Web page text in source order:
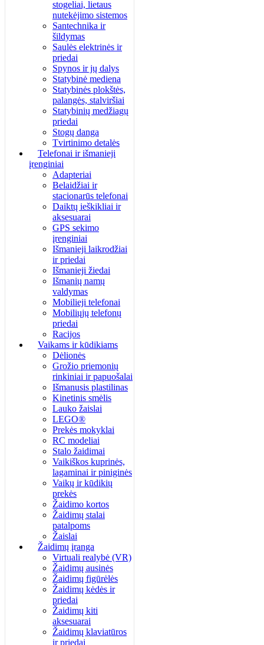
stogeliai, lietaus
nutekėjimo sistemos
Santechnika ir
šildymas
Saulės elektrinės ir
priedai
Spynos ir jų dalys
Statybinė mediena
Statybinės plokštės,
palangės, stalviršiai
Statybinių medžiagų
priedai
Stogų danga
Tvirtinimo detalės
Telefonai ir išmanieji
įrenginiai
Adapteriai
Belaidžiai ir
stacionarūs telefonai
Daiktų ieškikliai ir
aksesuarai
GPS sekimo
įrenginiai
Išmanieji laikrodžiai
ir priedai
Išmanieji žiedai
Išmanių namų
valdymas
Mobilieji telefonai
Mobiliųjų telefonų
priedai
Racijos
Vaikams ir kūdikiams
Dėlionės
Grožio priemonių
rinkiniai ir papuošalai
Išmanusis plastilinas
Kinetinis smėlis
Lauko žaislai
LEGO®
Prekės mokyklai
RC modeliai
Stalo žaidimai
Vaikiškos kuprinės,
lagaminai ir piniginės
Vaikų ir kūdikių
prekės
Žaidimo kortos
Žaidimų stalai
patalpoms
Žaislai
Žaidimų įranga
Virtuali realybė (VR)
Žaidimų ausinės
Žaidimų figūrėlės
Žaidimų kėdės ir
priedai
Žaidimų kiti
aksesuarai
Žaidimų klaviatūros
ir priedai